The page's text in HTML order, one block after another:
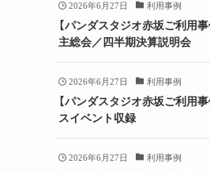
2026年6月27日 利用事例
【パンダスタジオ赤坂ご利用
主総会／四半期決算説明会
2026年6月27日 利用事例
【パンダスタジオ赤坂ご利用
スイベント収録
2026年6月27日 利用事例